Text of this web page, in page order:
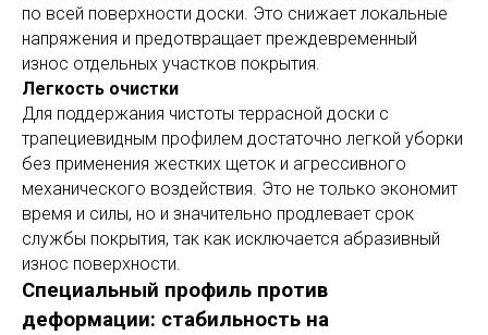
по всей поверхности доски. Это снижает локальные
напряжения и предотвращает преждевременный
износ отдельных участков покрытия.
Легкость очистки
Для поддержания чистоты террасной доски с
трапециевидным профилем достаточно легкой уборки
без применения жестких щеток и агрессивного
механического воздействия. Это не только экономит
время и силы, но и значительно продлевает срок
службы покрытия, так как исключается абразивный
износ поверхности.
Специальный профиль против
деформации: стабильность на